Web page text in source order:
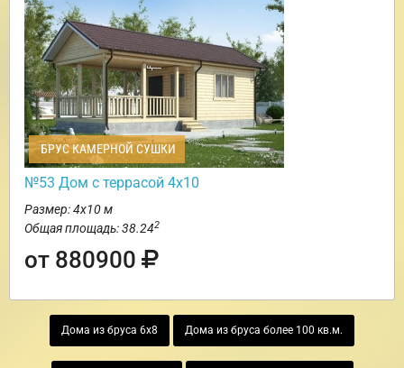
БРУС КАМЕРНОЙ СУШКИ
№53 Дом с террасой 4х10
Размер: 4х10 м
Общая площадь: 38.242
от 880900
Дома из бруса 6х8 Дома из бруса более 100 кв.м.